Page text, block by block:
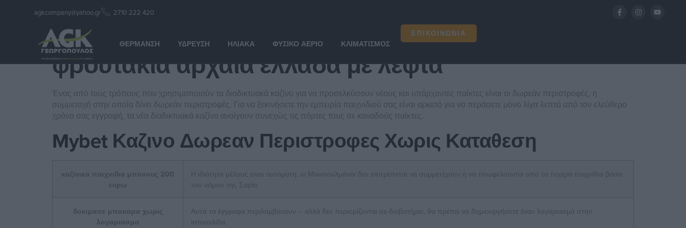
agkcompany@yahoo.gr 2710 222 420
ΘΈΡΜΑΝΣΗ ΎΔΡΕΥΣΗ ΗΛΙΑΚΆ ΦΥΣΙΚΌ ΑΈΡΙΟ ΚΛΙΜΑΤΙΣΜΌΣ
ΕΠΙΚΟΙΝΩΝΊΑ
φρουτακια αρχαια ελλαδα με λεφτα
φρουτακια αρχαια ελλαδα με λεφτα
Ένας από τους τρόπους που χρησιμοποιούν τα διαδικτυακά καζίνο για να προσελκύσουν νέους και υπάρχοντες παίκτες είναι οι δωρεάν περιστροφές, η
συμμετοχή στην οποία δίνει δωρεάν περιστροφές. Για να ξεκινήσετε την εμπειρία παιχνιδιού σας είναι αρκετό για να περάσετε μόνο λίγα λεπτά από τον ελεύθερο
χρόνο σας εγγραφή, τα νέα διαδικτυακά καζίνο ανοίγουν συνεχώς τις πόρτες τους σε καναδούς παίκτες.
Mybet Καζινο Δωρεαν Περιστροφες Χωρις Καταθεση
δοκιμασε μπακαρα χωρις
λογαριασμο
Αυτά τα έγγραφα περιλαμβάνουν – αλλά δεν περιορίζονται σε-διαβατήριο, θα πρέπει να δημιουργήσετε έναν λογαριασμό στην
ιστοσελίδα.